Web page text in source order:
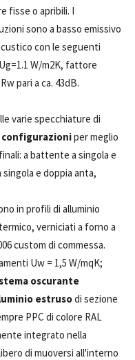
fisse o apribili. I
sono a basso emissivo
con le seguenti
W/m2K, fattore
pari a ca. 43dB.
varie specchiature di
configurazioniper meglio
a battente a singola e
e doppia anta,
in profili di alluminio
verniciati a forno a
custom di commessa.
Uw = 1,5 W/mqK;
oscurante
estrusodi sezione
PPC di colore RAL
integrato nella
di muoversi all'interno